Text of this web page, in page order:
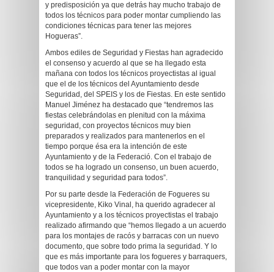
y predisposición ya que detrás hay mucho trabajo de
todos los técnicos para poder montar cumpliendo las
condiciones técnicas para tener las mejores
Hogueras”.
Ambos ediles de Seguridad y Fiestas han agradecido
el consenso y acuerdo al que se ha llegado esta
mañana con todos los técnicos proyectistas al igual
que el de los técnicos del Ayuntamiento desde
Seguridad, del SPEIS y los de Fiestas. En este sentido
Manuel Jiménez ha destacado que “tendremos las
fiestas celebrándolas en plenitud con la máxima
seguridad, con proyectos técnicos muy bien
preparados y realizados para mantenerlos en el
tiempo porque ésa era la intención de este
Ayuntamiento y de la Federació. Con el trabajo de
todos se ha logrado un consenso, un buen acuerdo,
tranquilidad y seguridad para todos”.
Por su parte desde la Federación de Fogueres su
vicepresidente, Kiko Vinal, ha querido agradecer al
Ayuntamiento y a los técnicos proyectistas el trabajo
realizado afirmando que “hemos llegado a un acuerdo
para los montajes de racós y barracas con un nuevo
documento, que sobre todo prima la seguridad. Y lo
que es más importante para los fogueres y barraquers,
que todos van a poder montar con la mayor